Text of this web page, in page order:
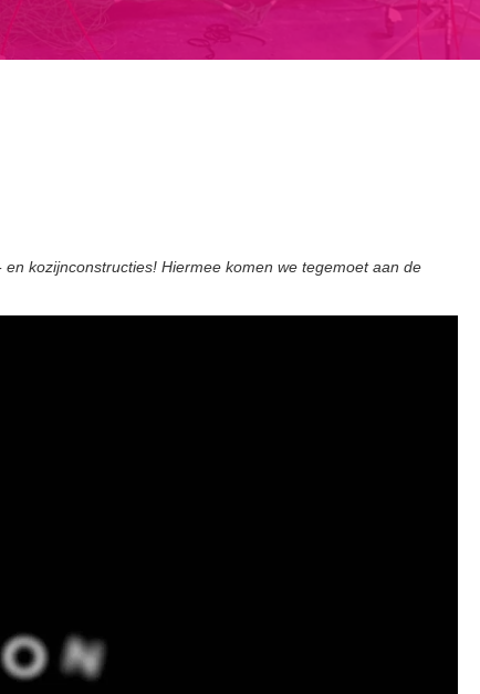
kozijnconstructies! Hiermee komen we tegemoet aan de